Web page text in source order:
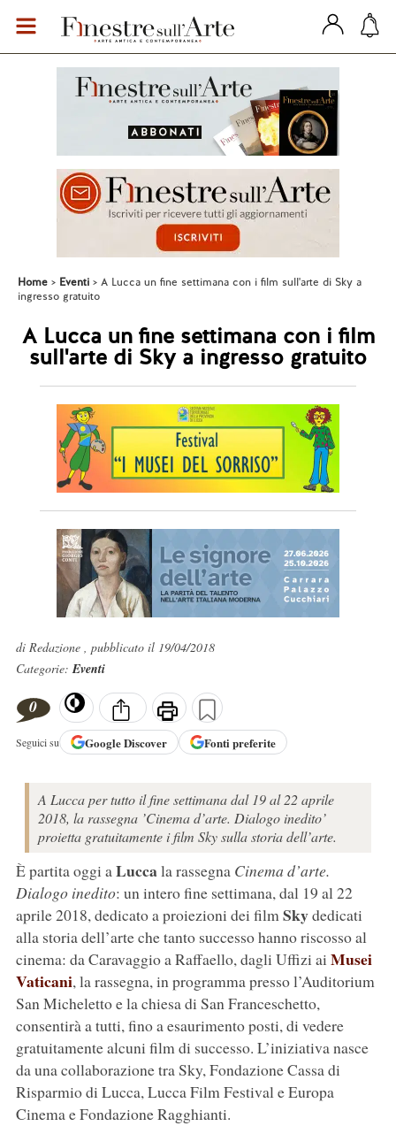
Home Eventi
A Lucca un fine settimana con i film sull'arte di Sky a
ingresso gratuito
A Lucca un fine settimana con i film
sull'arte di Sky a ingresso gratuito
di Redazione , pubblicato il 19/04/2018
Categorie:Eventi
0
Seguici su GoogleDiscover Fonti preferite
A Lucca per tutto il fine settimana dal 19 al 22 aprile
2018, la rassegna ’Cinema d’arte. Dialogo inedito’
proietta gratuitamente i film Sky sulla storia dell’arte.
È partita oggi aLuccala rassegna Cinema d’arte.
Dialogo inedito: un intero fine settimana, dal 19 al 22
aprile 2018, dedicato a proiezioni dei filmSkydedicati
alla storia dell’arte che tanto successo hanno riscosso al
cinema: da Caravaggio a Raffaello, dagli Uffizi ai Musei
Vaticani, la rassegna, in programma presso l’Auditorium
San Micheletto e la chiesa di San Franceschetto,
consentirà a tutti, fino a esaurimento posti, di vedere
gratuitamente alcuni film di successo. L’iniziativa nasce
da una collaborazione tra Sky, Fondazione Cassa di
Risparmio di Lucca, Lucca Film Festival e Europa
Cinema e Fondazione Ragghianti.